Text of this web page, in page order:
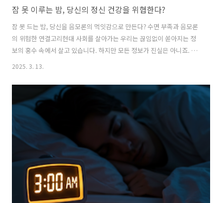
잠 못 이루는 밤, 당신의 정신 건강을 위협한다?
잠 못 드는 밤, 당신을 음모론의 먹잇감으로 만든다? 수면 부족과 음모론
의 위험한 연결고리현대 사회를 살아가는 우리는 끊임없이 쏟아지는 정
보의 홍수 속에서 살고 있습니다. 하지만 모든 정보가 진실은 아니죠. 특
히 최근에는 근거 없는 음모론이 온라인과 SNS를 통해 빠르게 확산되면
이나 불면증과 같은 수면 문제가 이러한 음모론에 대한 믿음을 높일 수
있다는 연구 결과가 나왔다는 것입니다.잠 못 자는 당신, 음모론에 더 취
약하다?영국 노팅엄 대학교 연구팀은 1,000명을 대상으로 두 차례의 실
험을 진행했습니다. 첫 번째 실험에서는 참가자들의 수면의 질을 평가한
후, 프랑스 파리 노트르담 대성당 화재에 대한 두 가지 기사를 보여주었
습니다. 하..
2025. 3. 13.